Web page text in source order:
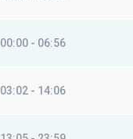
00:00 - 06:56
03:02 - 14:06